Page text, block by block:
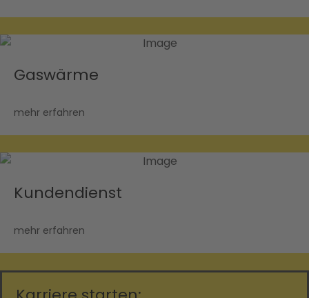
Gaswärme
mehr erfahren
Kundendienst
mehr erfahren